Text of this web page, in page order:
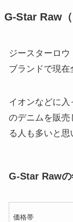
G-Star Raw
ジースターロ
ブランドで現在
イオンなどに
のデニムを販売
る人も多いと思
G-Star Rawの
価格帯